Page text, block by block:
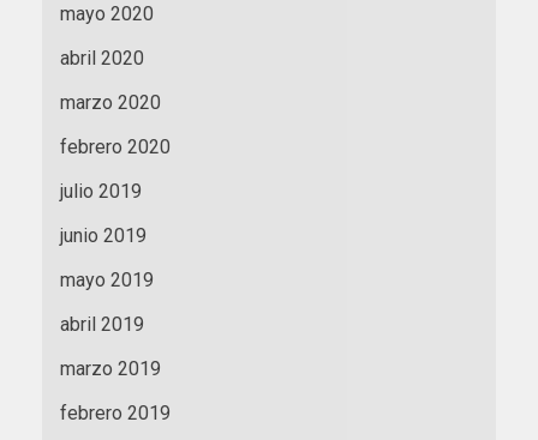
mayo 2020
abril 2020
marzo 2020
febrero 2020
julio 2019
junio 2019
mayo 2019
abril 2019
marzo 2019
febrero 2019